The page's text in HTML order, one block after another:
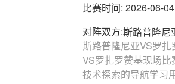
比赛时间: 2026-06-
对阵双方:斯路普隆尼
斯路普隆尼亚VS罗
VS罗扎罗赞基现场
技术探索的导航学习